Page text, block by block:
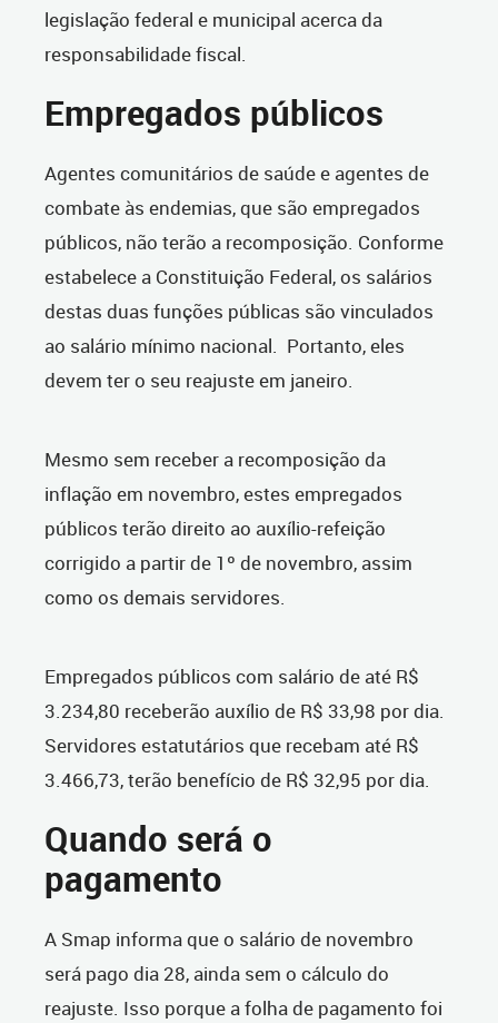
legislação federal e municipal acerca da
responsabilidade fiscal.
Empregados públicos
Agentes comunitários de saúde e agentes de
combate às endemias, que são empregados
públicos, não terão a recomposição. Conforme
estabelece a Constituição Federal, os salários
destas duas funções públicas são vinculados
ao salário mínimo nacional. Portanto, eles
devem ter o seu reajuste em janeiro.
Mesmo sem receber a recomposição da
inflação em novembro, estes empregados
públicos terão direito ao auxílio-refeição
corrigido a partir de 1º de novembro, assim
como os demais servidores.
Empregados públicos com salário de até R$
3.234,80 receberão auxílio de R$ 33,98 por dia.
Servidores estatutários que recebam até R$
3.466,73, terão benefício de R$ 32,95 por dia.
Quando será o
pagamento
A Smap informa que o salário de novembro
será pago dia 28, ainda sem o cálculo do
reajuste. Isso porque a folha de pagamento foi